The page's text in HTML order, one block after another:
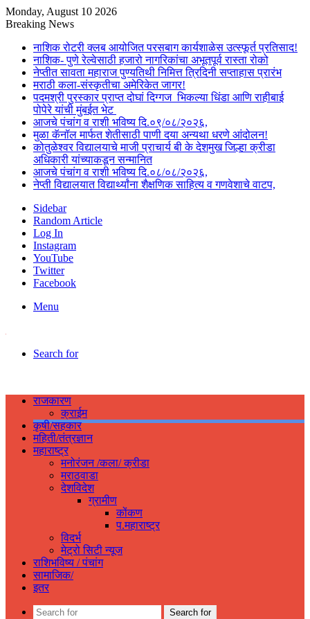
Monday, August 10 2026
Breaking News
नाशिक रोटरी क्लब आयोजित परसबाग कार्यशाळेस उत्स्फूर्त प्रतिसाद!
नाशिक- पुणे रेल्वेसाठी हजारो नागरिकांचा अभूतपूर्व रास्ता रोको
नेप्तीत सावता महाराज पुण्यतिथी निमित्त त्रिदिनी सप्ताहास प्रारंभ
मराठी कला-संस्कृतीचा अमेरिकेत जागर!
पदमश्री पुरस्कार प्राप्त दोघां दिग्गज भिकल्या धिंडा आणि राहीबाई
पोपेरे यांची मुंबईत भेट
आजचे पंचांग व राशी भविष्य दि.०९/०८/२०२६,
मुळा कॅनॉल मार्फत शेतीसाठी पाणी दया अन्यथा धरणे आंदोलन!
कोतुळेश्वर विद्यालयाचे माजी प्राचार्य बी के देशमुख जिल्हा क्रीडा
अधिकारी यांच्याकडून सन्मानित
आजचे पंचांग व राशी भविष्य दि.०८/०८/२०२६,
नेप्ती विद्यालयात विद्यार्थ्यांना शैक्षणिक साहित्य व गणवेशाचे वाटप,
Sidebar
Random Article
Log In
Instagram
YouTube
Twitter
Facebook
Menu
Search for
राजकारण
क्राईम
कृषी/सहकार
महिती/तंत्रज्ञान
महाराष्ट्र
मनोरंजन /कला/ क्रीडा
मराठवाडा
देशविदेश
ग्रामीण
कोंकण
प.महाराष्ट्र
विदर्भ
मेट्रो सिटी न्यूज
राशिभविष्य / पंचांग
सामाजिक/
इतर
Search for